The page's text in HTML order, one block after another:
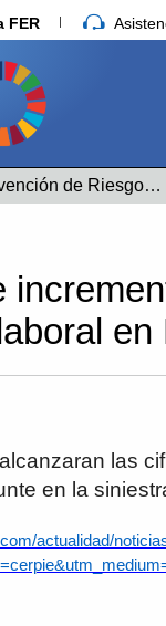
FER
Prevención de Riesgos Laborales
en
whatsapp
las
en la
actualidad/